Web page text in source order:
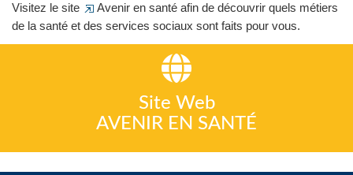
Visitez le site Avenir en santé afin de découvrir quels métiers
de la santé et des services sociaux sont faits pour vous.
Site Web
AVENIR EN SANTÉ